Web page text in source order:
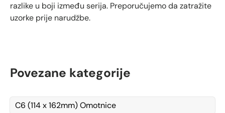
razlike u boji između serija. Preporučujemo da zatražite
uzorke prije narudžbe.
Povezane kategorije
C6 (114 x 162mm) Omotnice